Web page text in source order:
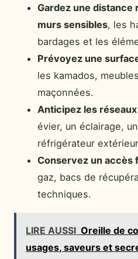
Gardez une distance
murs sensibles, les
bardages et les
Prévoyez une
les kamados,
maçonnées.
Anticipez les réseaux
évier, un éclairage,
réfrigérateur
Conservez un accès
gaz, bacs de
techniques.
LIRE AUSSI Oreille de
usages, saveurs et